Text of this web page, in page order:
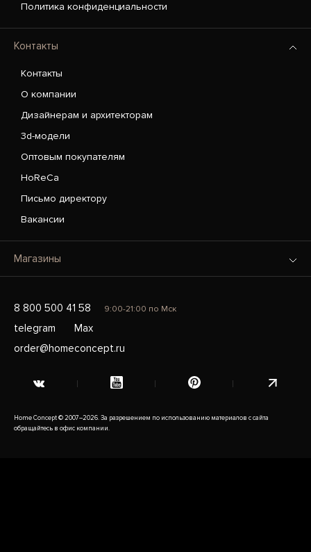
Политика конфиденциальности
Контакты
Контакты
О компании
Дизайнерам и архитекторам
3d-модели
Оптовым покупателям
HoReCa
Письмо директору
Вакансии
Магазины
8 800 500 41 58 9:00-21:00 по Мск
telegram
Max
order@homeconcept.ru
Home Concept © 2007–2026. За разрешением по использованию материалов с сайта
обращайтесь в офис компании.